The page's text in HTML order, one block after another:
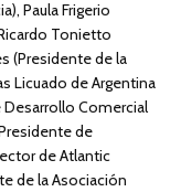
Paula Frigerio
Tonietto
(Presidente de la
Licuado de Argentina
Desarrollo Comercial
de
de Atlantic
de la Asociación